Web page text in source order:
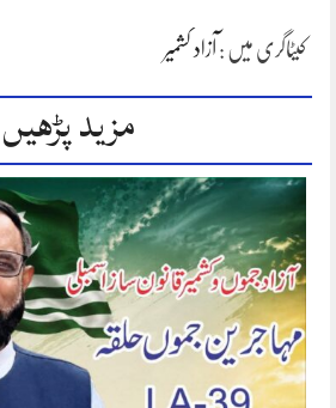
کیٹاگری میں : آزاد کشمیر
مزید پڑھیں